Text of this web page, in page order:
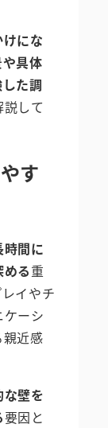
けにな
具体
た調
して
す
時間に
る重
イやチ
ーシ
近感
壁を
要因と